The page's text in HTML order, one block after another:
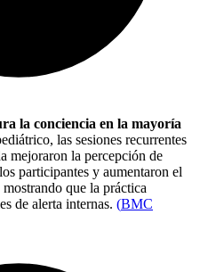
la conciencia en la mayoría
las sesiones recurrentes
mejoraron la percepción de
participantes y aumentaron el
que la práctica
de alerta internas. (BMC